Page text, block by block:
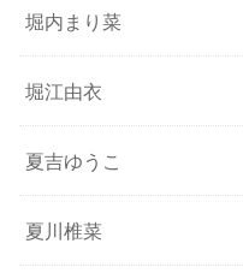
堀内まり菜
堀江由衣
夏吉ゆうこ
夏川椎菜